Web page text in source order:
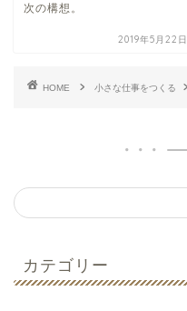
次の構想。
2019年5月22日
HOME 小さな仕事をつくる
カテゴリー